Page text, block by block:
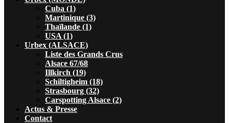
Cuba (1)
Martinique (3)
Thaïlande (1)
USA (1)
Urbex (ALSACE)
Liste des Grands Crus
Alsace 67/68
Illkirch (19)
Schiltigheim (18)
Strasbourg (32)
Carspotting Alsace (2)
Actus & Presse
Contact